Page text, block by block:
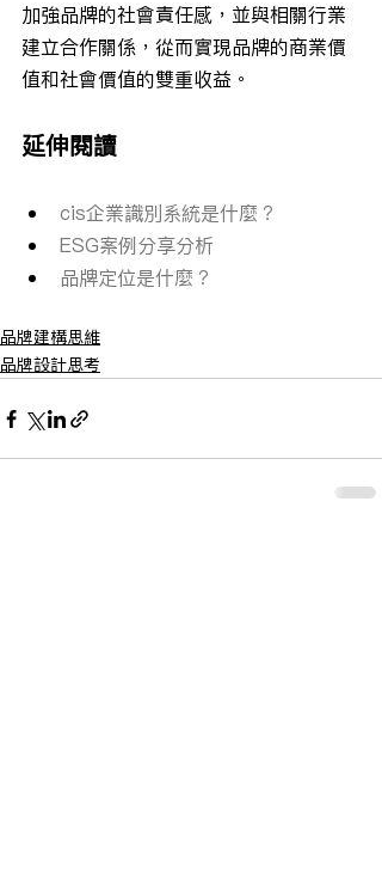
加強品牌的社會責任感，並與相關行業
建立合作關係，從而實現品牌的商業價
值和社會價值的雙重收益。
延伸閱讀
cis企業識別系統是什麼？
ESG案例分享分析
品牌定位是什麼？
品牌建構思維
品牌設計思考